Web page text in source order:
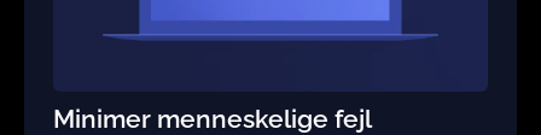
Minimer menneske­lige fejl